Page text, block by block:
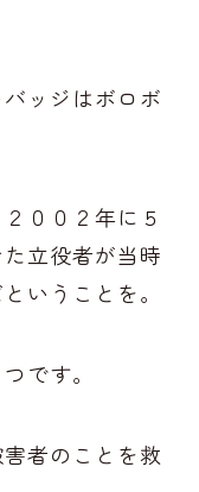
ッジはボロボ
００２年に５
立役者が当時
いうことを。
です。
者のことを救